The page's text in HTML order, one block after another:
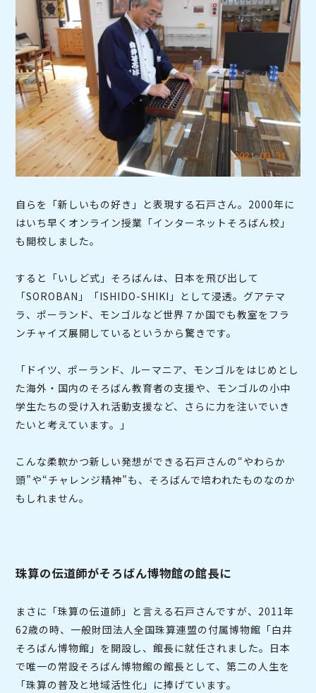
自らを「新しいもの好き」と表現する石戸さん。2000年に
はいち早くオンライン授業「インターネットそろばん校」
も開校しました。
すると「いしど式」そろばんは、日本を飛び出して
「SOROBAN」「ISHIDO-SHIKI」として浸透。グアテマ
ラ、ポーランド、モンゴルなど世界７か国でも教室をフラ
ンチャイズ展開しているというから驚きです。
「ドイツ、ポーランド、ルーマニア、モンゴルをはじめとし
た海外・国内のそろばん教育者の支援や、モンゴルの小中
学生たちの受け入れ活動支援など、さらに力を注いでいき
たいと考えています。」
こんな柔軟かつ新しい発想ができる石戸さんの“やわらか
頭”や“チャレンジ精神”も、そろばんで培われたものなのか
もしれません。
珠算の伝道師がそろばん博物館の館長に
まさに「珠算の伝道師」と言える石戸さんですが、2011年
62歳の時、一般財団法人全国珠算連盟の付属博物館「白井
そろばん博物館」を開設し、館長に就任されました。日本
で唯一の常設そろばん博物館の館長として、第二の人生を
「珠算の普及と地域活性化」に捧げています。